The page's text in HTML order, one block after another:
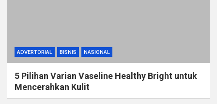
ADVERTORIAL BISNIS NASIONAL
5 Pilihan Varian Vaseline Healthy Bright untuk
Mencerahkan Kulit